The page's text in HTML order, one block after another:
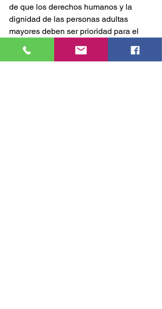
de que los derechos humanos y la
dignidad de las personas adultas
mayores deben ser prioridad para el
gobierno estatal
GOBIERNO